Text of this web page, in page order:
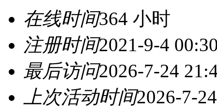
在线时间364 小时
注册时间2021-9-4
最后访问2026-7-24
上次活动时间2026-7-